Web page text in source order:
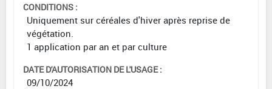
CONDITIONS :
Uniquement sur céréales d'hiver après reprise de
végétation.
1 application par an et par culture
DATE D'AUTORISATION DE L'USAGE :
09/10/2024